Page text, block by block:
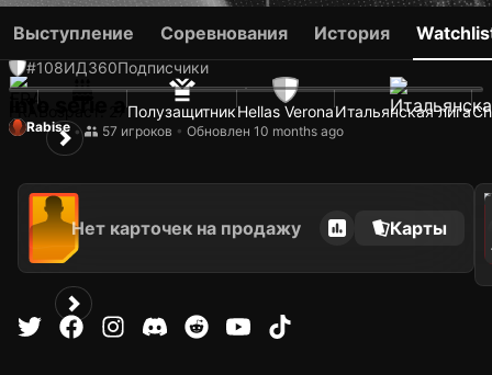
ANTOINE BERNEDE
#108ИД360Подписчики
ПолузащитникHellas VeronaИтальянская лига
Выступление Соревнования История
into serie a
Rabise • 57 игроков • Обновлен 10 months ago
Нет карточек на продажу Карты
2021